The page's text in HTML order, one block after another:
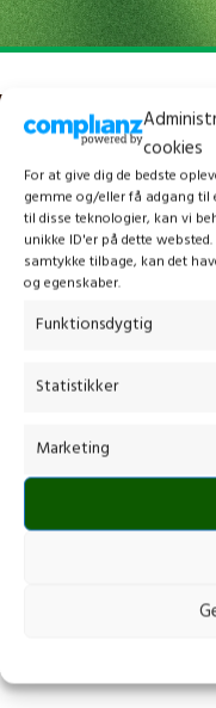
cookies
For at give dig de bedste
gemme og/eller få adgang til
til disse teknologier, kan vi
unikke ID'er på dette
samtykke tilbage, kan det
og egenskaber.
Funktionsdygtig
Statistikker
Marketing
Kontakt os
Gammelmark 1, 6630 Rødding
+45 7484 5090
CVR.: 17679082
Navigation